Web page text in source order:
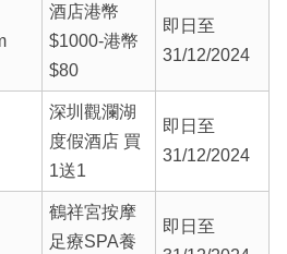
酒店港幣
$1000-港幣
$80
即日至
31/12/2024
深圳觀瀾湖
度假酒店 買
1送1
即日至
31/12/2024
鶴祥宮按摩
足療SPA養
即日至